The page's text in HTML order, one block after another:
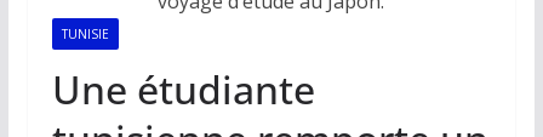
TUNISIE
Une étudiante